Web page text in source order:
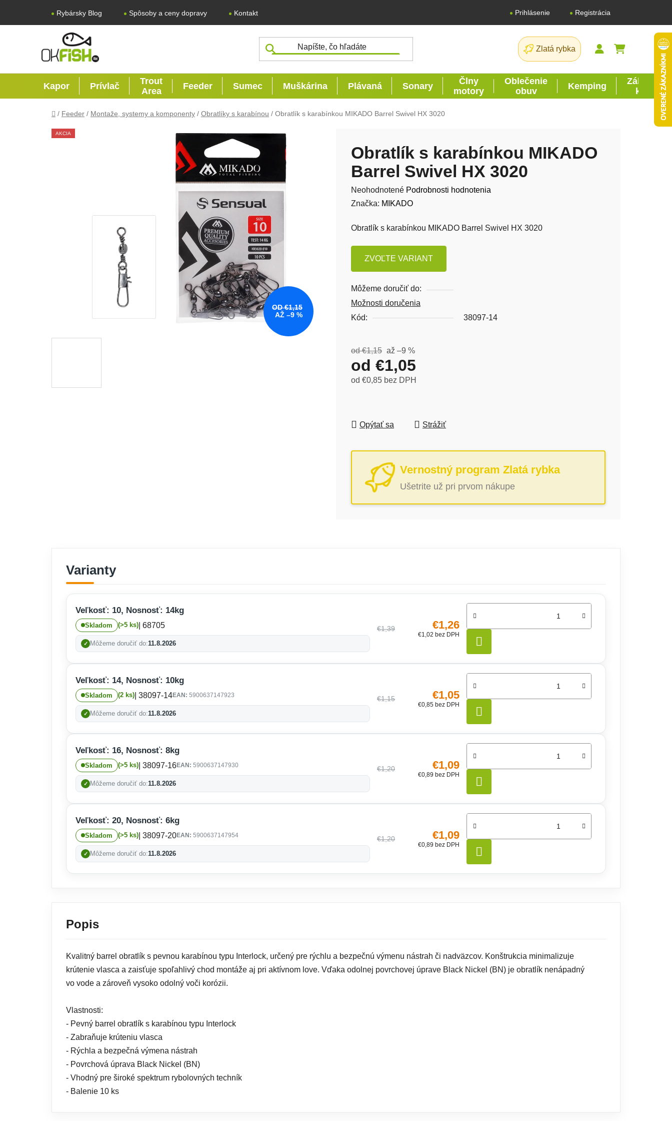
Rybársky Blog Spôsoby a ceny dopravy Kontakt Prihlásenie Registrácia
Zlatá rybka
NÁKUPNÝ
Kapor Prívlač
Trout
Area
Feeder Sumec Muškárina Plávaná Sonary
Člny
motory
Oblečenie
obuv
Kemping
Záhrada
kutil
Domov
/ Feeder / Montaže, systemy a komponenty / Obratlíky s karabínou / Obratlík s karabínkou MIKADO Barrel Swivel HX 3020
Obratlík s karabínkou MIKADO
Barrel Swivel HX 3020
Priemerné hodnotenie produktu je 0,0 z 5 hviezdičiek.
Neohodnotené Podrobnosti hodnotenia
Značka: MIKADO
Obratlík s karabínkou MIKADO Barrel Swivel HX 3020
ZVOĽTE VARIANT
Môžeme doručiť do:
Možnosti doručenia
Kód:
38097-14
od €1,15 až –9 %
od €1,05
od €0,85 bez DPH
Opýtať sa Strážiť
Vernostný program Zlatá rybka
Ušetrite už pri prvom nákupe
AKCIA
OD €1,15
AŽ –9 %
Varianty
Veľkosť: 10, Nosnosť: 14kg
Skladom (>5 ks) | 68705
Môžeme doručiť do:11.8.2026
€1,39 €1,26
€1,02 bez DPH
Veľkosť: 14, Nosnosť: 10kg
Skladom (2 ks) | 38097-14EAN: 5900637147923
Môžeme doručiť do:11.8.2026
€1,15 €1,05
€0,85 bez DPH
Veľkosť: 16, Nosnosť: 8kg
Skladom (>5 ks) | 38097-16EAN: 5900637147930
Môžeme doručiť do:11.8.2026
€1,20 €1,09
€0,89 bez DPH
Veľkosť: 20, Nosnosť: 6kg
Skladom (>5 ks) | 38097-20EAN: 5900637147954
Môžeme doručiť do:11.8.2026
€1,20 €1,09
€0,89 bez DPH
Popis
Kvalitný barrel obratlík s pevnou karabínou typu Interlock, určený pre rýchlu a bezpečnú výmenu nástrah či nadväzcov. Konštrukcia minimalizuje
krútenie vlasca a zaisťuje spoľahlivý chod montáže aj pri aktívnom love. Vďaka odolnej povrchovej úprave Black Nickel (BN) je obratlík nenápadný
vo vode a zároveň vysoko odolný voči korózii.
Vlastnosti:
- Pevný barrel obratlík s karabínou typu Interlock
- Zabraňuje krúteniu vlasca
- Rýchla a bezpečná výmena nástrah
- Povrchová úprava Black Nickel (BN)
- Vhodný pre široké spektrum rybolovných techník
- Balenie 10 ks